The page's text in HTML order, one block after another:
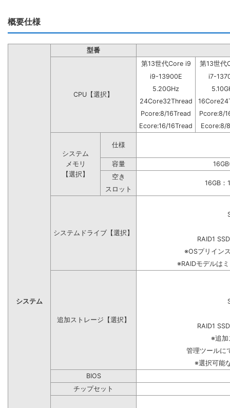
概要仕様
システム
型番
CPU【選択】
第13世代Core i9
第13世代
i9-13900E
i7-
5.20GHz
24Core32Thread
Pcore:8/16Tread
Pcore:8/
Ecore:16/16Tread
Ecore:8/
システム
メモリ
【選択】
仕様
容量
空き
16GB
スロット
システムドライブ【選択】
RAID1
※OSプリイン
※RAIDモデルは
追加ストレージ【選択】
RAID1
※追加
管理ツールに
※選択可能
BIOS
チップセット